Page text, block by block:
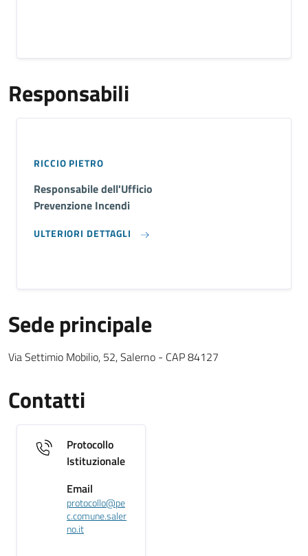
Responsabili
RICCIO PIETRO
Responsabile dell'Ufficio
Prevenzione Incendi
ULTERIORI DETTAGLI
Sede principale
Sede Principale testuale
Via Settimio Mobilio, 52, Salerno - CAP 84127
Contatti
Protocollo
Istituzionale
Email
protocollo@pe
c.comune.saler
no.it